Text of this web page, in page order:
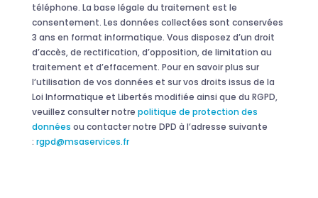
téléphone. La base légale du traitement est le
consentement. Les données collectées sont conservées
3 ans en format informatique. Vous disposez d’un droit
d’accès, de rectification, d’opposition, de limitation au
traitement et d’effacement. Pour en savoir plus sur
l’utilisation de vos données et sur vos droits issus de la
Loi Informatique et Libertés modifiée ainsi que du RGPD,
veuillez consulter notre politique de protection des
données ou contacter notre DPD à l’adresse suivante
: rgpd@msaservices.fr